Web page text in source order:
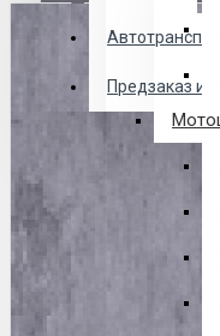
Предзаказ из
0 товар(ов) - 0 р.
В корзине пусто!